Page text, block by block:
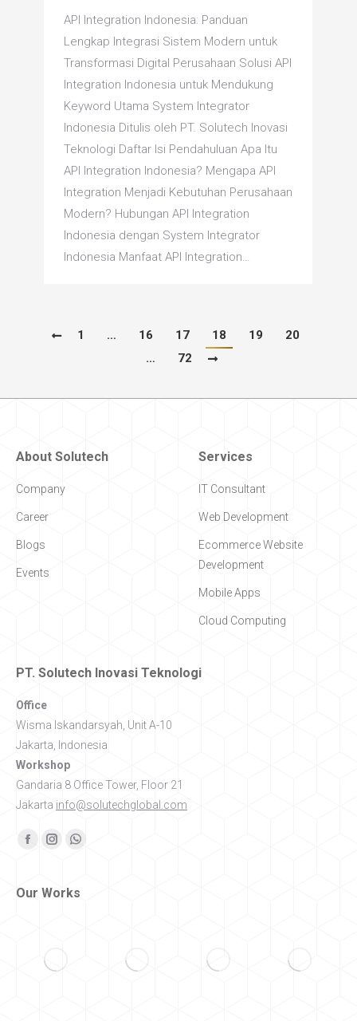
API Integration Indonesia: Panduan
Lengkap Integrasi Sistem Modern untuk
Transformasi Digital Perusahaan Solusi API
Integration Indonesia untuk Mendukung
Keyword Utama System Integrator
Indonesia Ditulis oleh PT. Solutech Inovasi
Teknologi Daftar Isi Pendahuluan Apa Itu
API Integration Indonesia? Mengapa API
Integration Menjadi Kebutuhan Perusahaan
Modern? Hubungan API Integration
Indonesia dengan System Integrator
Indonesia Manfaat API Integration…
1 … 16 17 18 19
20
…
72
About Solutech
Company
Career
Blogs
Events
Services
IT Consultant
Web Development
Ecommerce Website
Development
Mobile Apps
Cloud Computing
PT. Solutech Inovasi Teknologi
Office
Wisma Iskandarsyah, Unit A-10
Jakarta, Indonesia
Workshop
Gandaria 8 Office Tower, Floor 21
Jakarta info@solutechglobal.com
Find us on:
InstagramWhatsapp
Our Works